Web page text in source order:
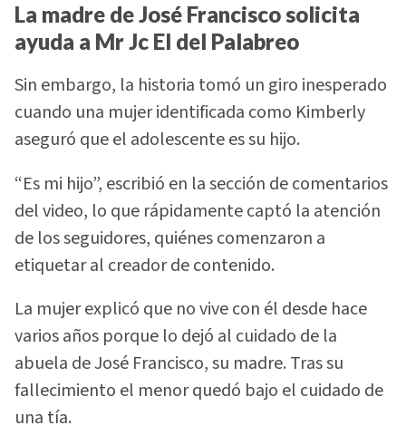
La madre de José Francisco solicita
ayuda a Mr Jc El del Palabreo
Sin embargo, la historia tomó un giro inesperado
cuando una mujer identificada como Kimberly
aseguró que el adolescente es su hijo.
“Es mi hijo”, escribió en la sección de comentarios
del video, lo que rápidamente captó la atención
de los seguidores, quiénes comenzaron a
etiquetar al creador de contenido.
La mujer explicó que no vive con él desde hace
varios años porque lo dejó al cuidado de la
abuela de José Francisco, su madre. Tras su
fallecimiento el menor quedó bajo el cuidado de
una tía.